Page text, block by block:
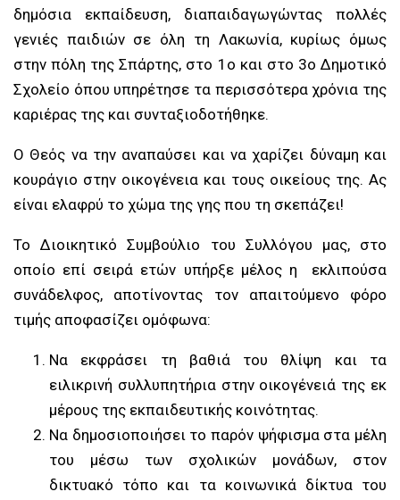
δημόσια εκπαίδευση, διαπαιδαγωγώντας πολλές
γενιές παιδιών σε όλη τη Λακωνία, κυρίως όμως
στην πόλη της Σπάρτης, στο 1ο και στο 3ο Δημοτικό
Σχολείο όπου υπηρέτησε τα περισσότερα χρόνια της
καριέρας της και συνταξιοδοτήθηκε.
Ο Θεός να την αναπαύσει και να χαρίζει δύναμη και
κουράγιο στην οικογένεια και τους οικείους της. Ας
είναι ελαφρύ το χώμα της γης που τη σκεπάζει!
Το Διοικητικό Συμβούλιο του Συλλόγου μας, στο
οποίο επί σειρά ετών υπήρξε μέλος η εκλιπούσα
συνάδελφος, αποτίνοντας τον απαιτούμενο φόρο
τιμής αποφασίζει ομόφωνα:
Να εκφράσει τη βαθιά του θλίψη και τα
ειλικρινή συλλυπητήρια στην οικογένειά της εκ
μέρους της εκπαιδευτικής κοινότητας.
Να δημοσιοποιήσει το παρόν ψήφισμα στα μέλη
του μέσω των σχολικών μονάδων, στον
δικτυακό τόπο και τα κοινωνικά δίκτυα του